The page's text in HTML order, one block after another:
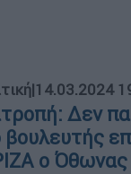
|14.03.2024
Δεν
ο Όθωνας